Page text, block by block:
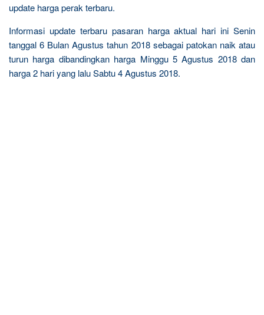
update harga perak terbaru.
Informasi update terbaru pasaran harga aktual hari ini Senin
tanggal 6 Bulan Agustus tahun 2018 sebagai patokan naik atau
turun harga dibandingkan harga Minggu 5 Agustus 2018 dan
harga 2 hari yang lalu Sabtu 4 Agustus 2018.